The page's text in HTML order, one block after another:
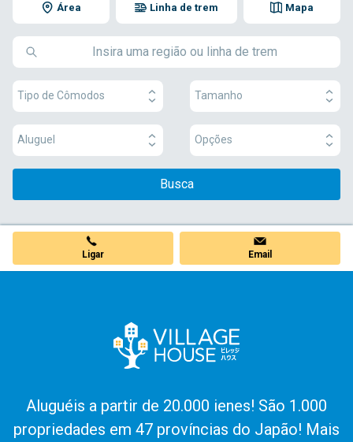
Área Mapa
Linha de trem
Tipo de Cômodos Tamanho
Aluguel Opções
Busca
Ligar Email
Aluguéis a partir de 20.000 ienes! São 1.000
propriedades em 47 províncias do Japão! Mais